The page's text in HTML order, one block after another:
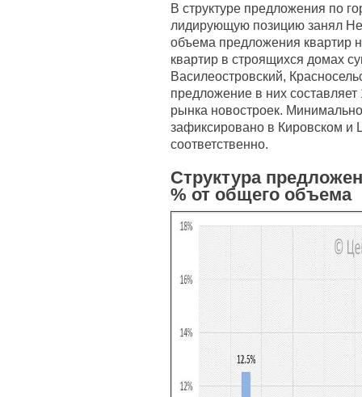
В структуре предложения по
лидирующую позицию занял
объема предложения квартир
квартир в строящихся домах
Василеостровский,
предложение в них
рынка новостроек.
зафиксировано в Кировском и
соответственно.
Структура
% от общего объема